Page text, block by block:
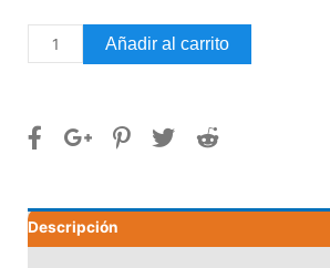
RELOJ
INVENSYS
21M
Añadir al carrito
Descripción